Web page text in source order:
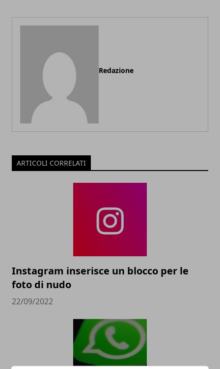
Redazione
ARTICOLI CORRELATI
Instagram inserisce un blocco per le
foto di nudo
22/09/2022